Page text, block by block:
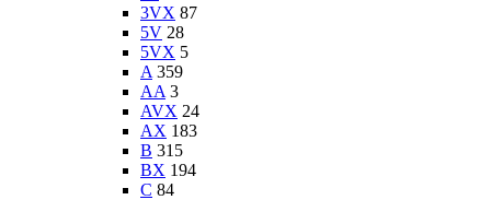
3VX 87
5V 28
5VX 5
A 359
AA 3
AVX 24
AX 183
B 315
BX 194
C 84